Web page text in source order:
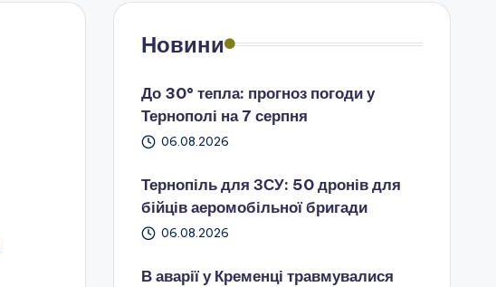
Новини
До 30° тепла: прогноз погоди у
Тернополі на 7 серпня
06.08.2026
Тернопіль для ЗСУ: 50 дронів для
бійців аеромобільної бригади
06.08.2026
В аварії у Кременці травмувалися